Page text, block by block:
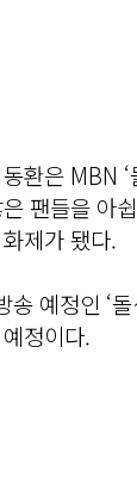
환은 MBN
팬들을 아
제가 됐다.
예정인 ‘
정이다.